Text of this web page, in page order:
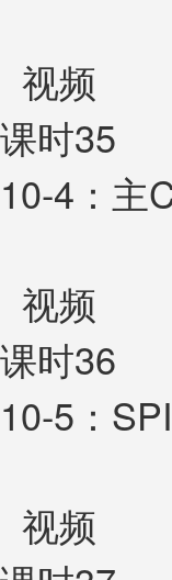
视频
课时35
10-4：主
视频
课时36
10-5：
视频